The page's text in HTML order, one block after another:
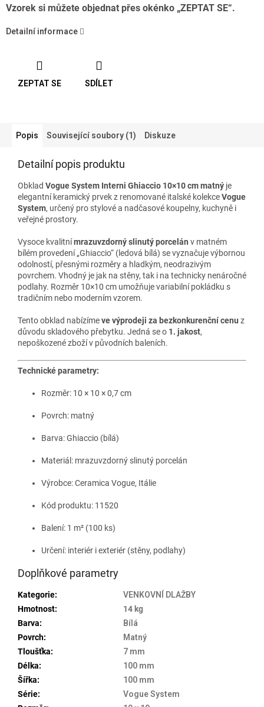
Vzorek si můžete objednat přes okénko „ZEPTAT SE“.
Detailní informace
ZEPTAT SE SDÍLET
Popis Související soubory (1) Diskuze
Detailní popis produktu
Obklad Vogue System Interni Ghiaccio 10×10 cm matný je
elegantní keramický prvek z renomované italské kolekceVogue
System, určený pro stylové a nadčasové koupelny, kuchyně i
veřejné prostory.
Vysoce kvalitnímrazuvzdorný slinutý porcelán v matném
bílém provedení „Ghiaccio“ (ledová bílá) se vyznačuje výbornou
odolností, přesnými rozměry a hladkým, neodrazivým
povrchem. Vhodný je jak na stěny, tak i na technicky nenáročné
podlahy. Rozměr 10×10 cm umožňuje variabilní pokládku s
tradičním nebo moderním vzorem.
Tento obklad nabízímeve výprodeji za bezkonkurenční cenu z
důvodu skladového přebytku. Jedná se o 1. jakost,
nepoškozené zboží v původních baleních.
Technické parametry:
Rozměr: 10 × 10 × 0,7 cm
Povrch: matný
Barva: Ghiaccio (bílá)
Materiál: mrazuvzdorný slinutý porcelán
Výrobce: Ceramica Vogue, Itálie
Kód produktu: 11520
Balení: 1 m² (100 ks)
Určení: interiér i exteriér (stěny, podlahy)
Doplňkové parametry
Kategorie:
VENKOVNÍ DLAŽBY
Hmotnost:
14 kg
Barva:
Bílá
Povrch:
Matný
Tloušťka:
7 mm
Délka:
100 mm
Šířka:
100 mm
Série:
Vogue System